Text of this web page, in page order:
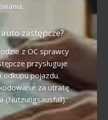
zastępcze?
z OC sprawcy
przysługuje
odkupu pojazdu.
za utratę
(Nutzungsausfall).